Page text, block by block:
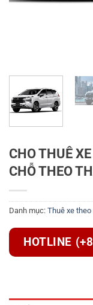
CHO THUÊ
CHỖ THEO
Danh mục: Thuê xe theo
HOTLINE